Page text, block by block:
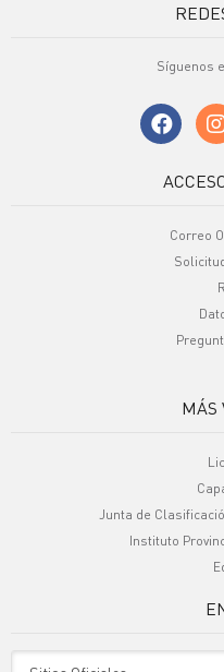
Síguenos
Correo
MÁS
Junta de
Instituto